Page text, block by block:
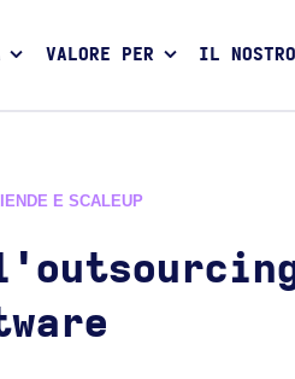
VALORE PER IL
E SCALEUP